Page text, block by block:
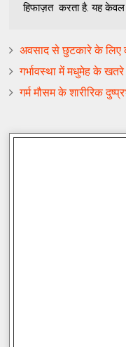
हिफाज़त करता है. यह केवल
अवसाद से छुटकारे के लिए
गर्भावस्था में मधुमेह के
गर्म मौसम के शारीरिक